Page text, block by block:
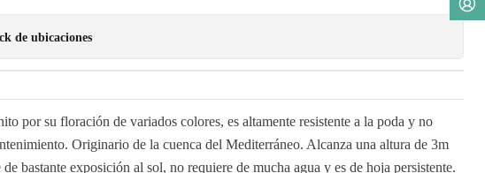
de ubicaciones
por su floración de variados colores, es altamente resistente a la poda y no
Originario de la cuenca del Mediterráneo. Alcanza una altura de 3m
bastante exposición al sol, no requiere de mucha agua y es de hoja persistente.